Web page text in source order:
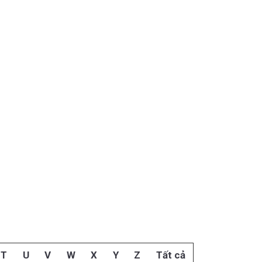
T U V W X Y Z Tất cả